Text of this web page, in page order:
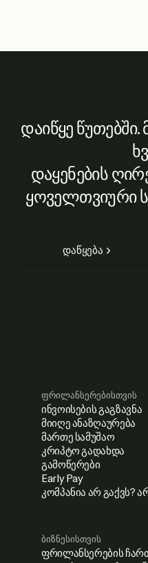
დაიწყე
დაყენების
ყოველთვიური
დაწყება
ფრილანსერებისთვის
ინვოისების გაგზავნა
მიიღე ანაზღაურება
მართე სამუშაო
კრიპტო გადახდა
გამოწერები
Early Pay
კომპანია არ გაქვს?
ბიზნესისთვის
ფრილანსერების